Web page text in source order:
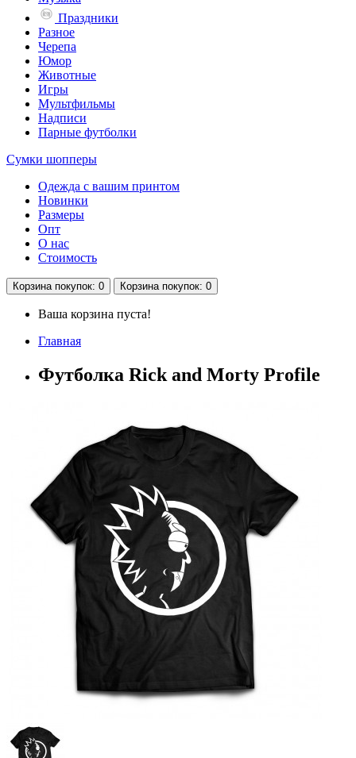
Праздники
Разное
Черепа
Юмор
Животные
Игры
Мультфильмы
Надписи
Парные футболки
Сумки шопперы
Одежда с вашим принтом
Новинки
Размеры
Опт
О нас
Стоимость
Корзинапокупок: 0 Корзинапокупок: 0
Ваша корзина пуста!
Главная
Футболка Rick and Morty Profile